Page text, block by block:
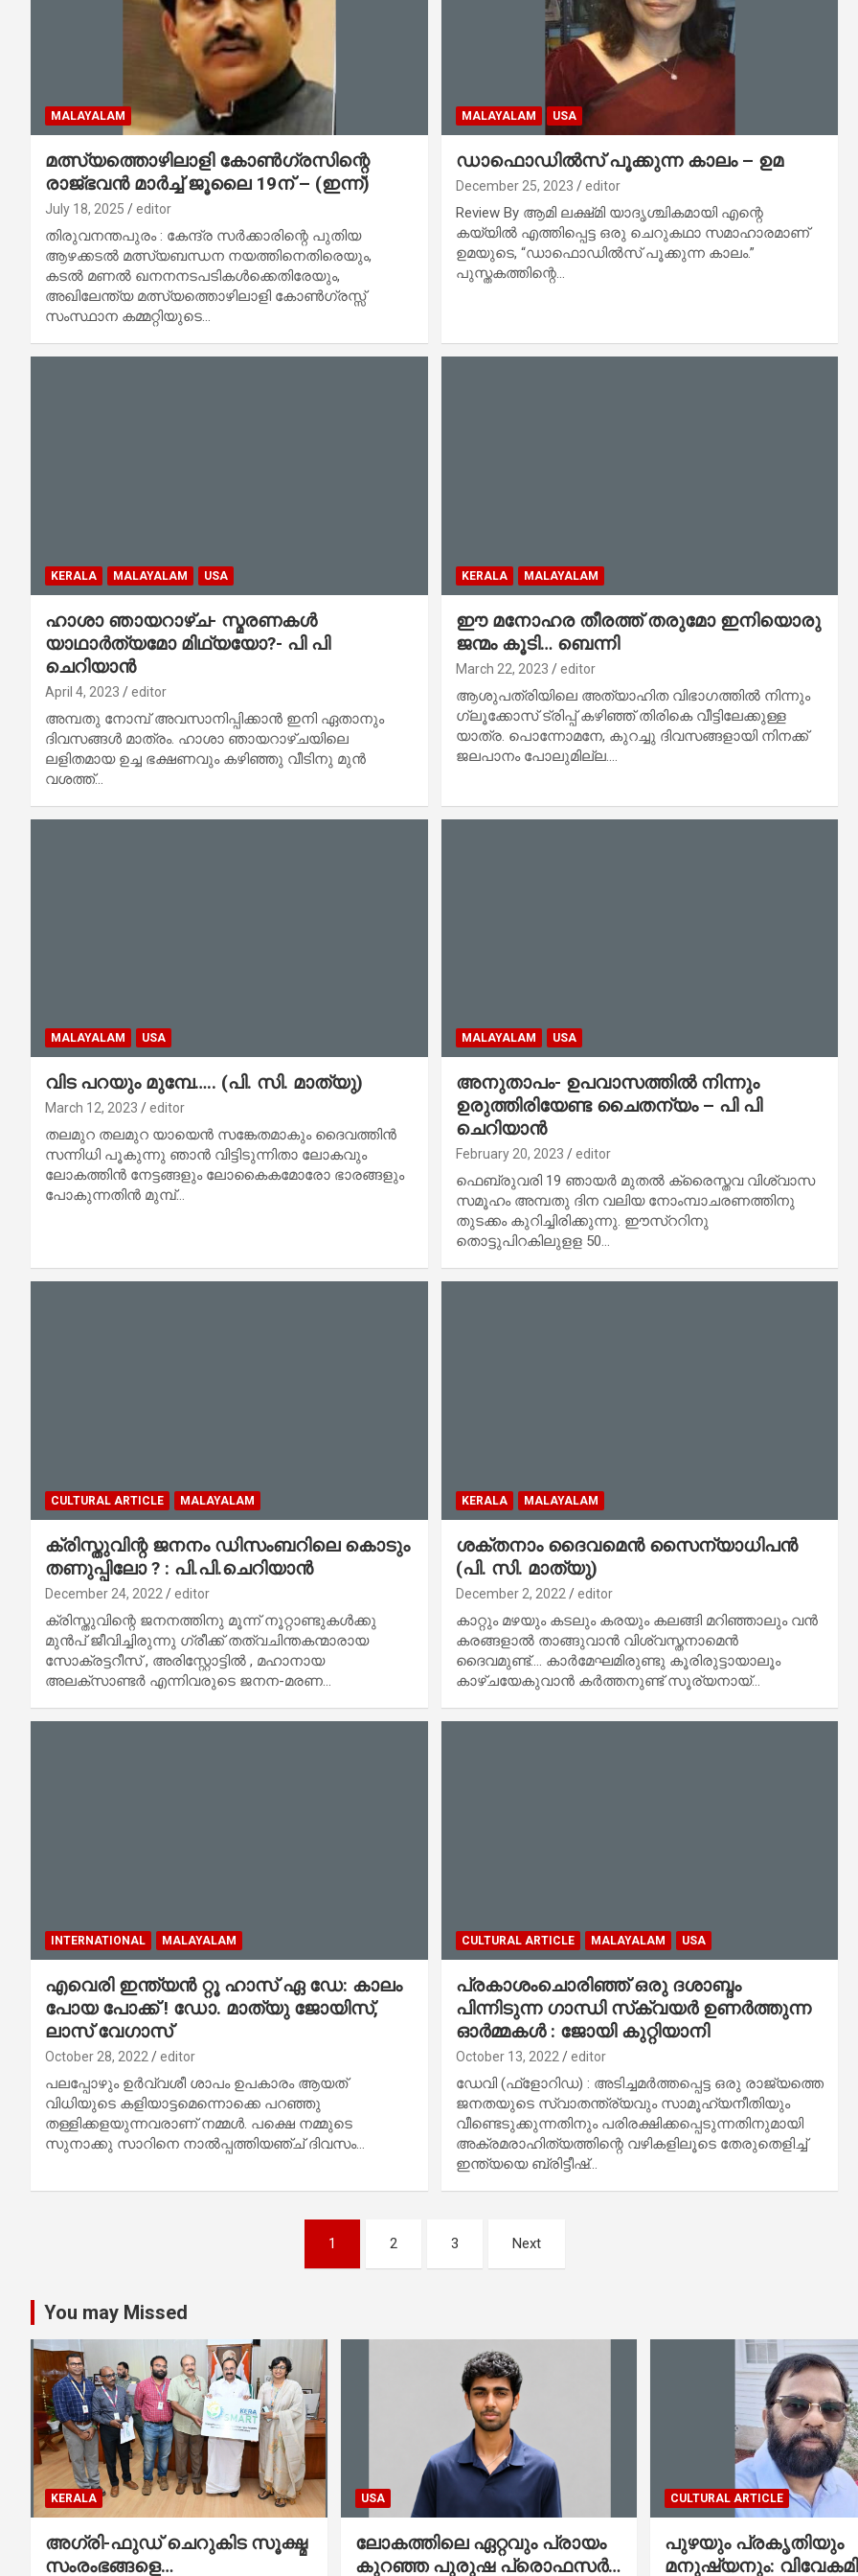
MALAYALAM
മത്സ്യത്തൊഴിലാളി കോണ്‍ഗ്രസിന്റെ
രാജ്ഭവന്‍ മാര്‍ച്ച് ജൂലൈ 19ന് – (ഇന്ന്)
July 18, 2025 editor
തിരുവനന്തപുരം : കേന്ദ്ര സര്‍ക്കാരിന്റെ പുതിയ
ആഴക്കടല്‍ മത്സ്യബന്ധന നയത്തിനെതിരെയും,
കടല്‍ മണല്‍ ഖനനനടപടികള്‍ക്കെതിരേയും,
അഖിലേന്ത്യ മത്സ്യത്തൊഴിലാളി കോണ്‍ഗ്രസ്സ്
സംസ്ഥാന കമ്മറ്റിയുടെ…
MALAYALAM USA
ഡാഫൊഡിൽസ് പൂക്കുന്ന കാലം – ഉമ
December 25, 2023 editor
Review By ആമി ലക്ഷ്‌മി യാദൃശ്ചികമായി എന്റെ
കയ്യിൽ എത്തിപ്പെട്ട ഒരു ചെറുകഥാ സമാഹാരമാണ്‌
ഉമയുടെ, “ഡാഫൊഡിൽസ് പൂക്കുന്ന കാലം.”
പുസ്തകത്തിന്റെ…
KERALA MALAYALAM USA
ഹാശാ ഞായറാഴ്ച- സ്മരണകൾ
യാഥാർത്യമോ മിഥ്യയോ?- പി പി
ചെറിയാൻ
April 4, 2023 editor
അമ്പതു നോമ്പ് അവസാനിപ്പിക്കാൻ ഇനി ഏതാനും
ദിവസങ്ങൾ മാത്രം. ഹാശാ ഞായറാഴ്ചയിലെ
ലളിതമായ ഉച്ച ഭക്ഷണവും കഴിഞ്ഞു വീടിനു മുൻ
വശത്ത്‌…
KERALA MALAYALAM
ഈ മനോഹര തീരത്ത് തരുമോ ഇനിയൊരു
ജന്മം കൂടി… ബെന്നി
March 22, 2023 editor
ആശുപത്രിയിലെ അത്യാഹിത വിഭാഗത്തിൽ നിന്നും
ഗ്ലൂക്കോസ് ട്രിപ്പ് കഴിഞ്ഞ് തിരികെ വീട്ടിലേക്കുള്ള
യാത്ര. പൊന്നോമനേ, കുറച്ചു ദിവസങ്ങളായി നിനക്ക്
ജലപാനം പോലുമില്ല.…
MALAYALAM USA
വിട പറയും മുമ്പേ….. (പി. സി. മാത്യു)
March 12, 2023 editor
തലമുറ തലമുറ യായെൻ സങ്കേതമാകും ദൈവത്തിൻ
സന്നിധി പൂകുന്നു ഞാൻ വിട്ടിടുന്നിതാ ലോകവും
ലോകത്തിൻ നേട്ടങ്ങളും ലോകൈകമോരോ ഭാരങ്ങളും
പോകുന്നതിൻ മുമ്പ്…
MALAYALAM USA
അനുതാപം- ഉപവാസത്തിൽ നിന്നും
ഉരുത്തിരിയേണ്ട ചൈതന്യം – പി പി
ചെറിയാൻ
February 20, 2023 editor
ഫെബ്രുവരി 19 ഞായർ മുതൽ ക്രൈസ്തവ വിശ്വാസ
സമൂഹം അമ്പതു ദിന വലിയ നോംമ്പാചരണത്തിനു
തുടക്കം കുറിച്ചിരിക്കുന്നു. ഈസ്ററിനു
തൊട്ടുപിറകിലുളള 50…
CULTURAL ARTICLE MALAYALAM
ക്രിസ്തുവിന്റ ജനനം ഡിസംബറിലെ കൊടും
തണുപ്പിലോ ? : പി.പി.ചെറിയാന്‍
December 24, 2022 editor
ക്രിസ്തുവിന്റെ ജനനത്തിനു മൂന്ന് നൂറ്റാണ്ടുകൾക്കു
മുൻപ് ജീവിച്ചിരുന്നു ഗ്രീക്ക് തത്വചിന്തകന്മാരായ
സോക്രട്ടറീസ് , അരിസ്റ്റോട്ടിൽ , മഹാനായ
അലക്സാണ്ടർ എന്നിവരുടെ ജനന-മരണ…
KERALA MALAYALAM
ശക്തനാം ദൈവമെൻ സൈന്യാധിപൻ
(പി. സി. മാത്യു)
December 2, 2022 editor
കാറ്റും മഴയും കടലും കരയും കലങ്ങി മറിഞ്ഞാലും വൻ
കരങ്ങളാൽ താങ്ങുവാൻ വിശ്വസ്തനാമെൻ
ദൈവമുണ്ട്…. കാർമേഘമിരുണ്ടു കൂരിരുട്ടായാലൂം
കാഴ്ചയേകുവാൻ കർത്തനുണ്ട് സൂര്യനായ്…
INTERNATIONAL MALAYALAM
എവെരി ഇന്ത്യൻ റ്റൂ ഹാസ് ഏ ഡേ: കാലം
പോയ പോക്ക് ! ഡോ. മാത്യു ജോയിസ്,
ലാസ് വേഗാസ്
October 28, 2022 editor
പലപ്പോഴും ഉർവ്വശീ ശാപം ഉപകാരം ആയത്
വിധിയുടെ കളിയാട്ടമെന്നൊക്കെ പറഞ്ഞു
തള്ളിക്കളയുന്നവരാണ് നമ്മൾ. പക്ഷെ നമ്മുടെ
സുനാക്കു സാറിനെ നാൽപ്പത്തിയഞ്ച് ദിവസം…
CULTURAL ARTICLE MALAYALAM USA
പ്രകാശംചൊരിഞ്ഞ് ഒരു ദശാബ്ദം
പിന്നിടുന്ന ഗാന്ധി സ്‌ക്വയര്‍ ഉണര്‍ത്തുന്ന
ഓര്‍മ്മകള്‍ : ജോയി കുറ്റിയാനി
October 13, 2022 editor
ഡേവി (ഫ്ളോറിഡ) : അടിച്ചമര്‍ത്തപ്പെട്ട ഒരു രാജ്യത്തെ
ജനതയുടെ സ്വാതന്ത്ര്യവും സാമൂഹ്യനീതിയും
വീണ്ടെടുക്കുന്നതിനും പരിരക്ഷിക്കപ്പെടുന്നതിനുമായി
അക്രമരാഹിത്യത്തിന്റെ വഴികളിലൂടെ തേരുതെളിച്ച്
ഇന്ത്യയെ ബ്രിട്ടീഷ്…
1 2 3 Next
You may Missed
KERALA
അഗ്രി-ഫുഡ് ചെറുകിട സൂക്ഷ്മ
സംരംഭങ്ങളെ
USA
ലോകത്തിലെ ഏറ്റവും പ്രായം
കുറഞ്ഞ പുരുഷ പ്രൊഫസർ
CULTURAL ARTICLE
പുഴയും പ്രകൃതിയും
മനുഷ്യനും: